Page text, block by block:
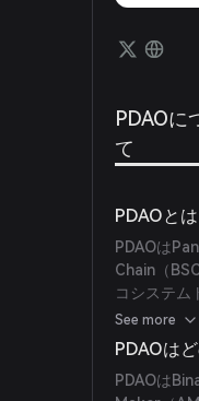
PDAOに
て
PDAOとは
PDAOは
Chain（
コシステム
で、エコシ
発生し、そ
See more
PDAOは
PDAOは